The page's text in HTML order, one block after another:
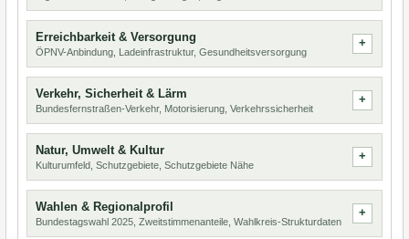
Erreichbarkeit & Versorgung
ÖPNV-Anbindung, Ladeinfrastruktur, Gesundheitsversorgung
Verkehr, Sicherheit & Lärm
Bundesfernstraßen-Verkehr, Motorisierung, Verkehrssicherheit
Natur, Umwelt & Kultur
Kulturumfeld, Schutzgebiete, Schutzgebiete Nähe
Wahlen & Regionalprofil
Bundestagswahl 2025, Zweitstimmenanteile, Wahlkreis-Strukturdaten